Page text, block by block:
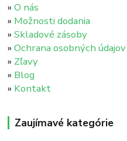
»O nás
» Možnosti dodania
»Skladové zásoby
»Ochrana osobných údajov
» Zľavy
» Blog
» Kontakt
Zaujímavé kategórie